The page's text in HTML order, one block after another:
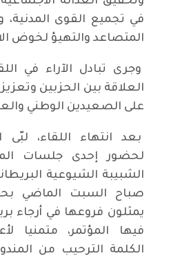
في تجميع القوى المدنية،
المتصاعد والتهيؤ لخوض
وجرى تبادل الآراء في
العلاقة بين الحزبين
على الصعيدين الوطني
بعد انتهاء اللقاء،
الشبيبة الشيوعية
يمثلون فروعها في أرجاء
فيها المؤتمر، متمنيا
الكلمة الترحيب من